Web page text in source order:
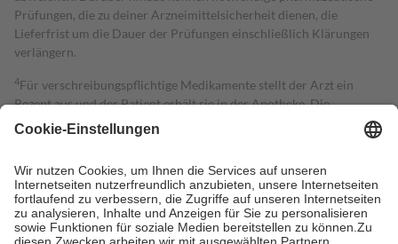
Prüfungen, die zu deiner Arzneimittelsicherheit dienen, die
Lieferfrist um die Dauer der Prüfungen einschließlich Klärungen
verlängern.
4Für verschreibungspflichtige Medikamente stellt der Arzt ein
Rezept aus und der Patient erhält sie in der Apotheke. Die
gesetzliche Krankenversicherung übernimmt in der Regel die
Kosten dafür, der Versicherte trägt einen Teil davon als Zuzahlung
Grundsätzlich leisten Mitglieder Zuzahlungen in Höhe von zehn
Prozent des Abgabepreises,mindestens jedochfünf Euround
höchstens zehn Euro.Es sind jedoch nie mehr als die tatsächlichen
Kosten der Leistung zu entrichten.